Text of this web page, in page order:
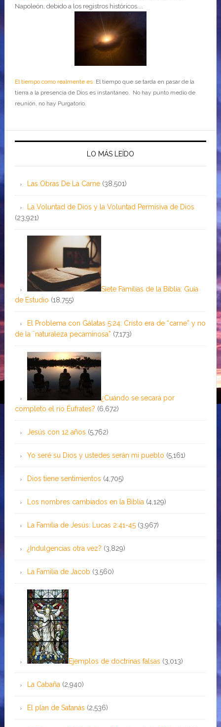
Napoleón, debido a los registros históricos....
El tiempo como realmente esEl tiempo que se tarda en pasar de la
tierra a la presencia de Dios es instantáneo. No hay punto medio de
reunión, no hay Purgatorio.
LO MÁS LEÍDO
Las Obras De La Carne (38,501)
La Voluntad de Dios y la Voluntad Permisiva de Dios
(23,921)
Siete Familias de la Biblia: Guía
de Estudio (18,755)
El Problema con Gálatas 5:24: Cristo era de “carne” y no
de la ¨naturaleza pecaminosa” (7,173)
¿Cuándo se secará por
completo el río Éufrates? (6,672)
Jesús con 12 años (5,762)
Yo seré su Dios y ustedes serán mi pueblo (5,161)
Dios tiene sentimientos (4,705)
Los nombres cambiados en la Biblia (4,129)
La Familia de Jesús: Lucas 2:41-45 (3,967)
¿Indulgencias otra vez? (3,829)
La Familia de Jacob (3,560)
Ejemplos de doctrinas falsas (3,013)
La Cabaña (2,940)
El plan de Satanás (2,536)